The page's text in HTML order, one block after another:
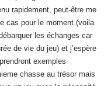
histoires derrière
dire ce que l’on veut pour
qui ont un accident
n’a pas poussé
ses portes (mais dans
sacrément stupide mais ce